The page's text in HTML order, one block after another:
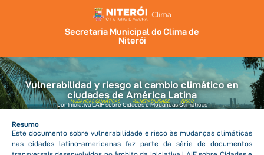
Secretaria Municipal do Clima de
Niterói
Vulnerabilidad y riesgo al cambio climático en
ciudades de América Latina
por Iniciativa LAIF sobre Cidades e Mudanças Climáticas
MUDANÇAS CLIMÁTICAS VULNERABILIDADE RISCO
Resumo
Este documento sobre vulnerabilidade e risco às mudanças climáticas
nas cidades latino-americanas faz parte da série de documentos